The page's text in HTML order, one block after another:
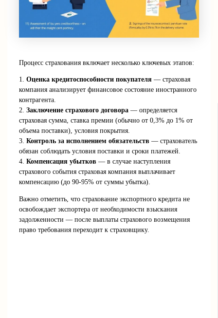
Процесс страхования включает несколько ключевых этапов:
1.Оценка кредитоспособности покупателя — страховая
компания анализирует финансовое состояние иностранного
контрагента.
2.Заключение страхового договора — определяется
страховая сумма, ставка премии (обычно от 0,3% до 1% от
объема поставки), условия покрытия.
3.Контроль за исполнением обязательств — страхователь
обязан соблюдать условия поставки и сроки платежей.
4.Компенсация убытков — в случае наступления
страхового события страховая компания выплачивает
компенсацию (до 90-95% от суммы убытка).
Важно отметить, что страхование экспортного кредита не
освобождает экспортера от необходимости взыскания
задолженности — после выплаты страхового возмещения
право требования переходит к страховщику.